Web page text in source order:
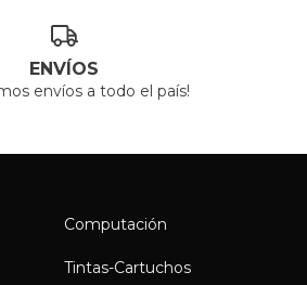
ENVÍOS
envíos a todo el país!
Computación
Tintas-Cartuchos